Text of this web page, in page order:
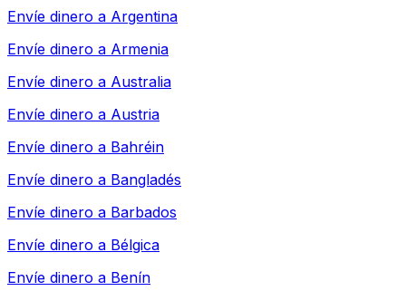
Envíe dinero a Argentina
Envíe dinero a Armenia
Envíe dinero a Australia
Envíe dinero a Austria
Envíe dinero a Bahréin
Envíe dinero a Bangladés
Envíe dinero a Barbados
Envíe dinero a Bélgica
Envíe dinero a Benín